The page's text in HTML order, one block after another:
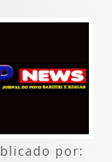
por: